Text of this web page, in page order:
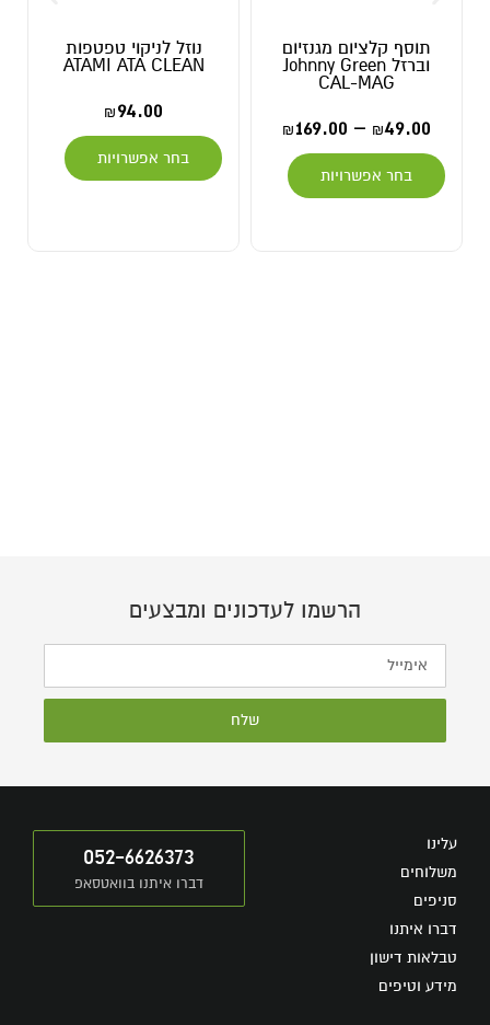
תוסף קלציום מגנזיום
וברזל Johnny Green
CAL-MAG
₪49.00
–
₪169.00
בחר אפשרויות
נוזל לניקוי טפטפות
ATAMI ATA CLEAN
₪94.00
בחר אפשרויות
הרשמו לעדכונים ומבצעים
שלח
עלינו
משלוחים
סניפים
דברו איתנו
טבלאות דישון
מידע וטיפים
052-6626373
דברו איתנו בוואטסאפ